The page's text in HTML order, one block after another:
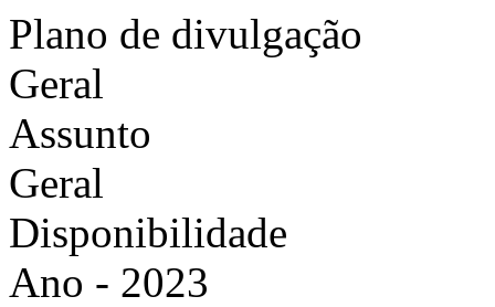
Plano de divulgação
Geral
Assunto
Geral
Disponibilidade
Ano - 2023